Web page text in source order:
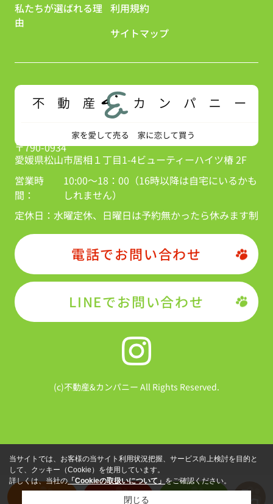
私たちが選ばれる理
由
利用規約
サイトマップ
〒790-0934
愛媛県松山市居相１丁目1-4ビューティーハイツ椿 2F
営業時
間：
10:00～18：00（16時以降は自宅にいるかも
しれません）
定休日： 水曜定休、日曜日は予約無かったら休みます制
電話でお問い合わせ
LINEでお問い合わせ
(c)不動産&カンパニー All Rights Reserved.
売却査定
当サイトでは、お客様の当サイト利用状況把握、サービス向上検討を目的と
して、クッキー（Cookie）を使用しています。
詳しくは、当社の「Cookieの取扱いについて」 をご確認ください。
閉じる